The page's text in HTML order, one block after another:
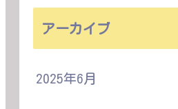
アーカイブ
2025年6月